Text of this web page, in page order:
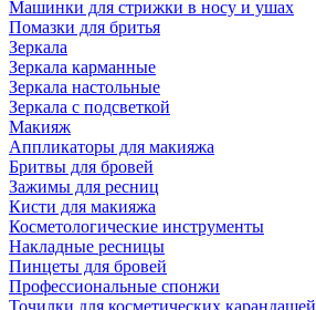
Машинки для стрижки в носу и ушах
Помазки для бритья
Зеркала
Зеркала карманные
Зеркала настольные
Зеркала с подсветкой
Макияж
Аппликаторы для макияжа
Бритвы для бровей
Зажимы для ресниц
Кисти для макияжа
Косметологические инструменты
Накладные ресницы
Пинцеты для бровей
Профессиональные спонжи
Точилки для косметических карандашей